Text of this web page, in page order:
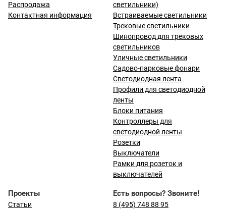
Распродажа
Контактная информация
светильники)
Встраиваемые светильники
Трековые светильники
Шинопровод для трековых
светильников
Уличные светильники
Садово-парковые фонари
Светодиодная лента
Профили для светодиодной
ленты
Блоки питания
Контроллеры для
светодиодной ленты
Розетки
Выключатели
Рамки для розеток и
выключателей
Проекты
Статьи
Есть вопросы? Звоните!
8 (495) 748 88 95